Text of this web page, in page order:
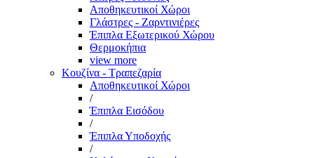
Αποθηκευτικοί Χώροι
Γλάστρες - Ζαρντινιέρες
Έπιπλα Εξωτερικού Χώρου
Θερμοκήπια
view more
Κουζίνα - Τραπεζαρία
Αποθηκευτικοί Χώροι
/
Έπιπλα Εισόδου
/
Έπιπλα Υποδοχής
/